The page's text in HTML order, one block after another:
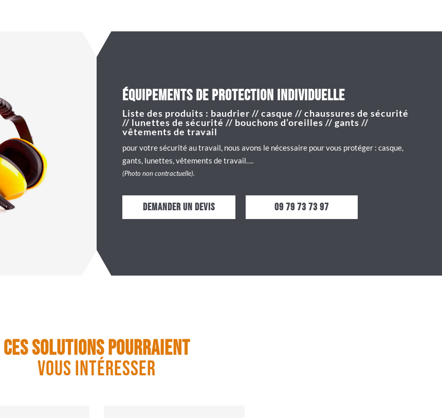
équipements de protection individuelle
Liste des produits : baudrier // casque // chaussures de sécurité
// lunettes de sécurité // bouchons d’oreilles // gants //
vêtements de travail
pour votre sécurité au travail, nous avons le nécessaire pour vous protéger : casque,
gants, lunettes, vêtements de travail….
(Photo non contractuelle).
Demander un devis 09 79 73 73 97
Ces solutions pourraient
vous intéresser